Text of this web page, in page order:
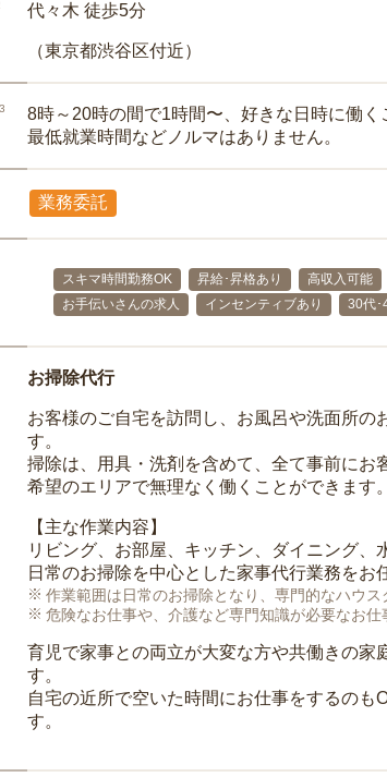
代々木 徒歩5分
（東京都渋谷区付近）
8時～20時の間で1時間〜、好きな日時に働
最低就業時間などノルマはありません。
業務委託
スキマ時間勤務OK 昇給･昇格あり 高収入可能
お手伝いさんの求人
インセンティブあり 30代･
お掃除代行
お客様のご自宅を訪問し、お風呂や洗面所の
す。
掃除は、用具・洗剤を含めて、全て事前にお
希望のエリアで無理なく働くことができます。
【主な作業内容】
リビング、お部屋、キッチン、ダイニング、
日常のお掃除を中心とした家事代行業務をお
作業範囲は日常のお掃除となり、専門的なハウス
危険なお仕事や、介護など専門知識が必要なお仕
育児で家事との両立が大変な方や共働きの
す。
自宅の近所で空いた時間にお仕事をするの
す。